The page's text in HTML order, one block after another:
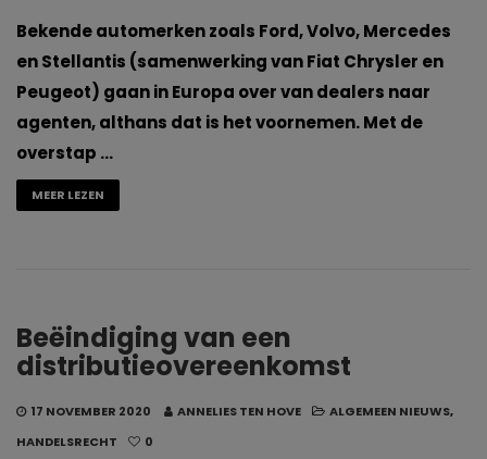
Bekende automerken zoals Ford, Volvo, Mercedes
en Stellantis (samenwerking van Fiat Chrysler en
Peugeot) gaan in Europa over van dealers naar
agenten, althans dat is het voornemen. Met de
overstap …
MEER LEZEN
Beëindiging van een
distributieovereenkomst
17 NOVEMBER 2020 ANNELIES TEN HOVE ALGEMEEN NIEUWS,
HANDELSRECHT
0